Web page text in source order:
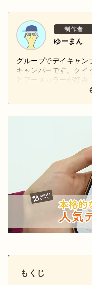
制作者
ゆーまん
グループでデイキャン
キャンパーです。クイ
とアースカラーが好み
ったりとコーヒーを飲
もくじ